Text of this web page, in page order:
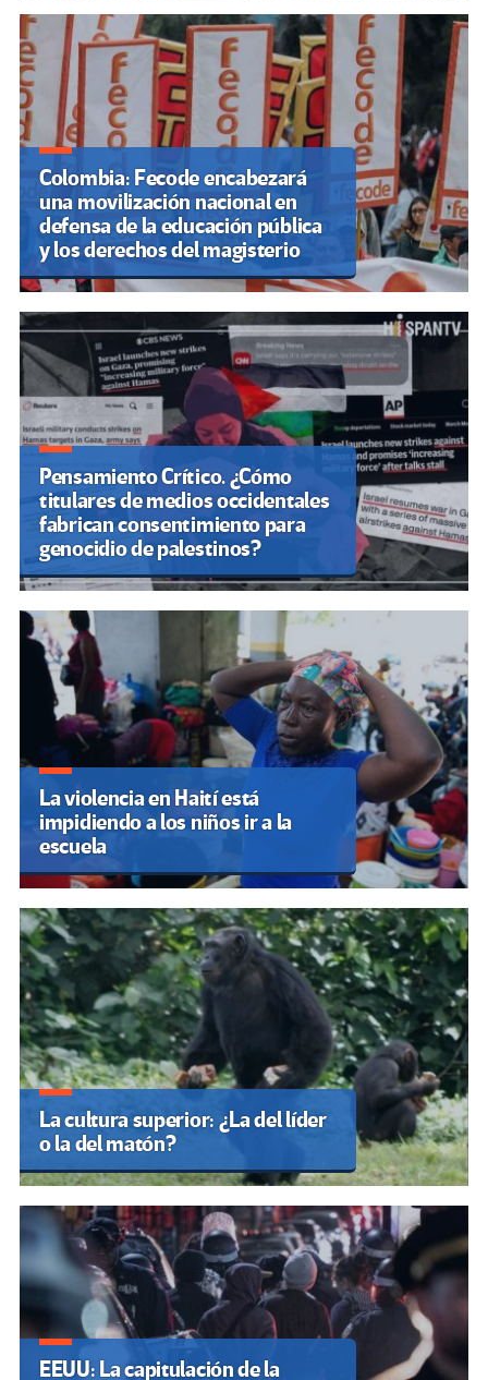
Colombia: Fecode encabezará
una movilización nacional en
defensa de la educación pública
y los derechos del magisterio
Pensamiento Crítico. ¿Cómo
titulares de medios occidentales
fabrican consentimiento para
genocidio de palestinos?
La violencia en Haití está
impidiendo a los niños ir a la
escuela
La cultura superior: ¿La del líder
o la del matón?
EEUU: La capitulación de la